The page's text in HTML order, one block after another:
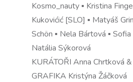
Kosmo_nauty ▪ Kristina
Kukovićić [SLO] ▪ Matyáš
Schön ▪ Nela Bártová ▪
Natália Sýkorová
KURÁTOŘI Anna Chrtková
GRAFIKA Kristýna Žáčková